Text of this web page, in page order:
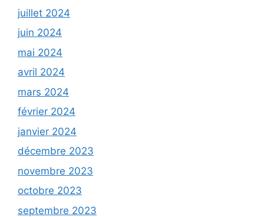
juillet 2024
juin 2024
mai 2024
avril 2024
mars 2024
février 2024
janvier 2024
décembre 2023
novembre 2023
octobre 2023
septembre 2023